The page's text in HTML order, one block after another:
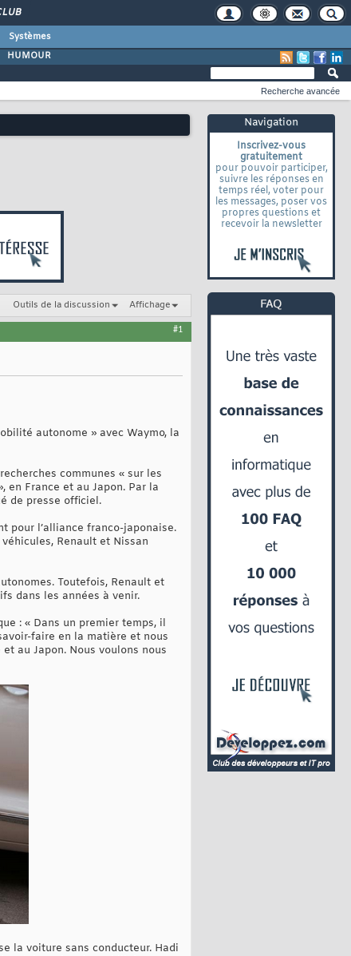
Systèmes
HUMOUR
Navigation
Inscrivez-vous
gratuitement
pour pouvoir participer,
suivre les réponses en
temps réel, voter pour
les messages, poser vos
propres questions et
recevoir la newsletter
Recherche avancée
Outils de la discussion Affichage
#1
autonome » avec Waymo, la
communes « sur les
France et au Japon. Par la
de presse officiel.
pour l’alliance franco-japonaise.
Renault et Nissan
Toutefois, Renault et
dans les années à venir.
: « Dans un premier temps, il
faire en la matière et nous
au Japon. Nous voulons nous
la voiture sans conducteur. Hadi